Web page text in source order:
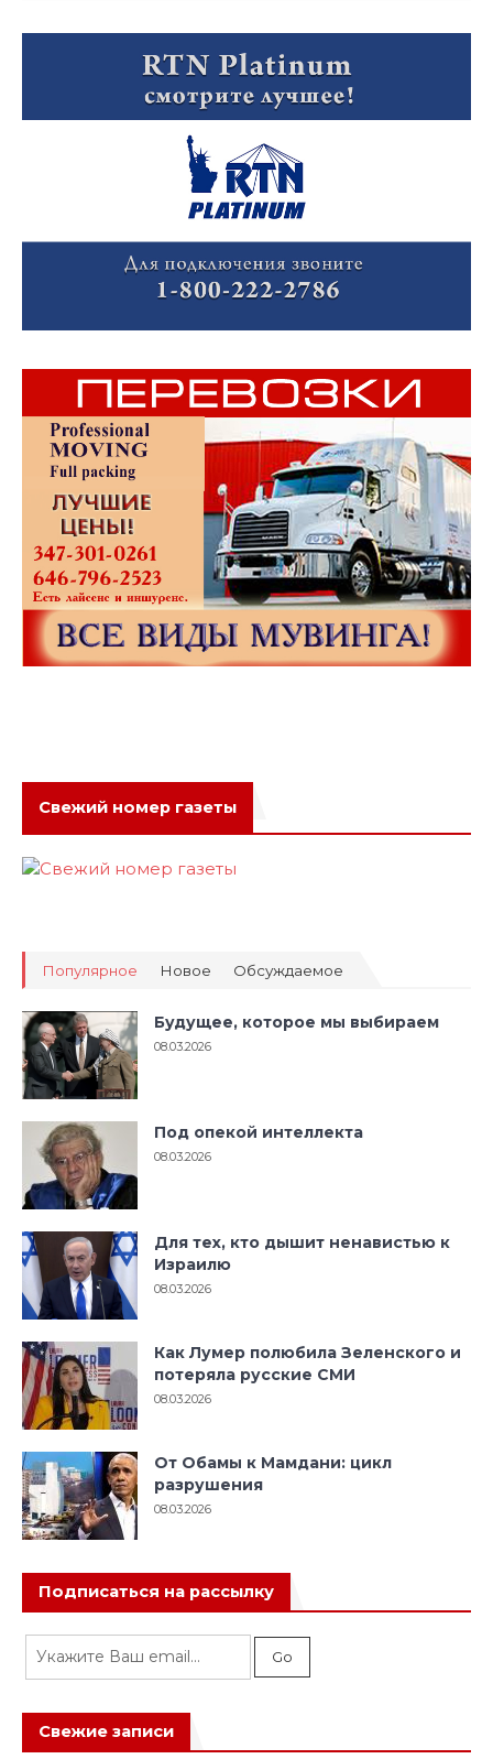
Свежий номер газеты
Популярное Новое Обсуждаемое
Будущее, которое мы выбираем
08.03.2026
Под опекой интеллекта
08.03.2026
Для тех, кто дышит ненавистью к
Израилю
08.03.2026
Как Лумер полюбила Зеленского и
потеряла русские СМИ
08.03.2026
От Обамы к Мамдани: цикл
разрушения
08.03.2026
Подписаться на рассылку
Свежие записи